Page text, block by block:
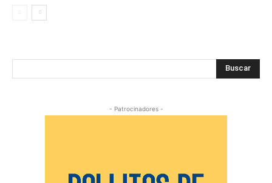
Buscar
- Patrocinadores -